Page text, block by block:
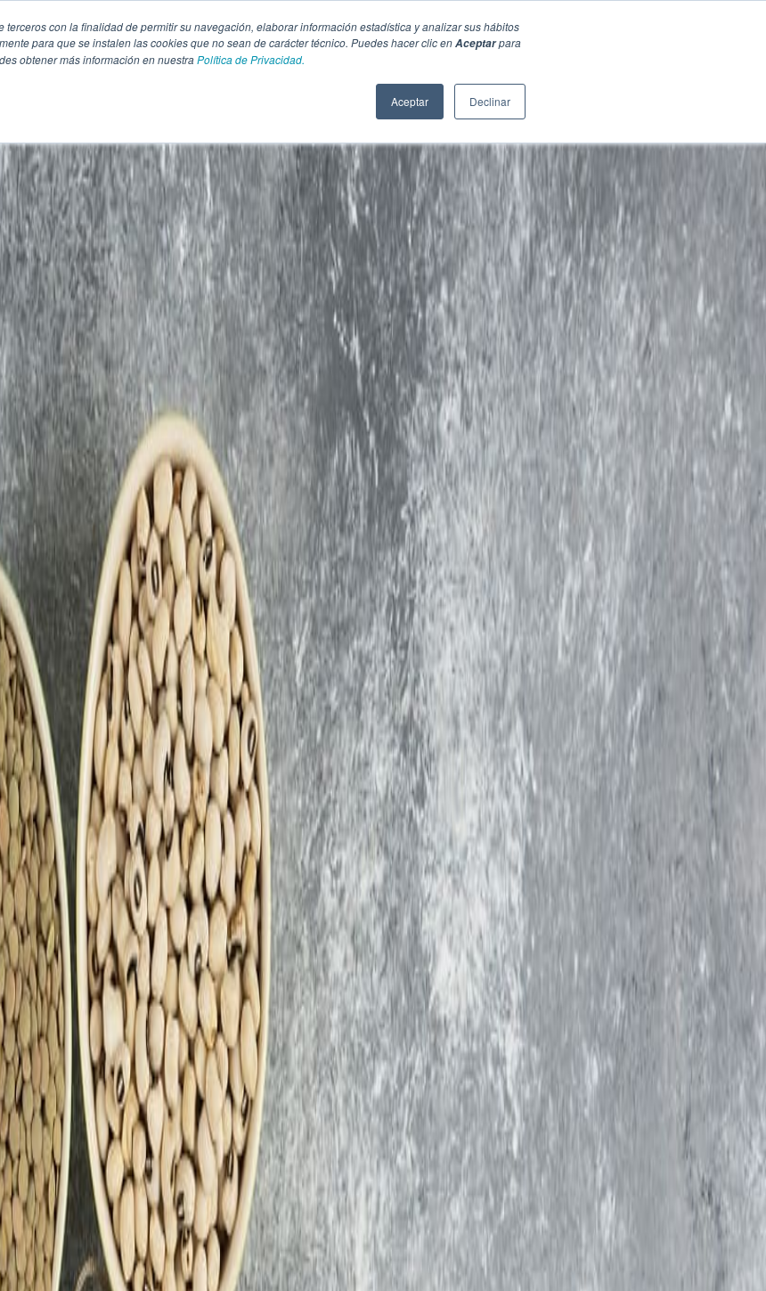
terceros con la finalidad de permitir su navegación, elaborar información estadística y analizar sus hábitos
para que se instalen las cookies que no sean de carácter técnico. Puedes hacer clic enAceptarpara
obtener más información en nuestraPolítica de Privacidad.
Aceptar Declinar